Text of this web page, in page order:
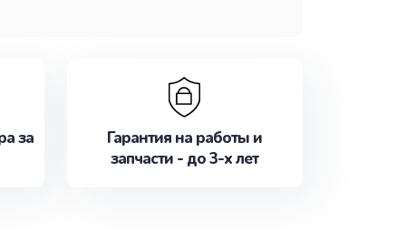
за
Гарантия на работы и
запчасти - до 3-х лет